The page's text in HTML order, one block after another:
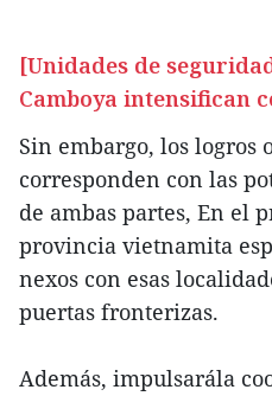
[Unidades de
Camboya intensifican
Sin embargo, los logros
corresponden con las
de ambas partes, En el
provincia vietnamita
nexos con esas
puertas fronterizas.
Además, impulsarála